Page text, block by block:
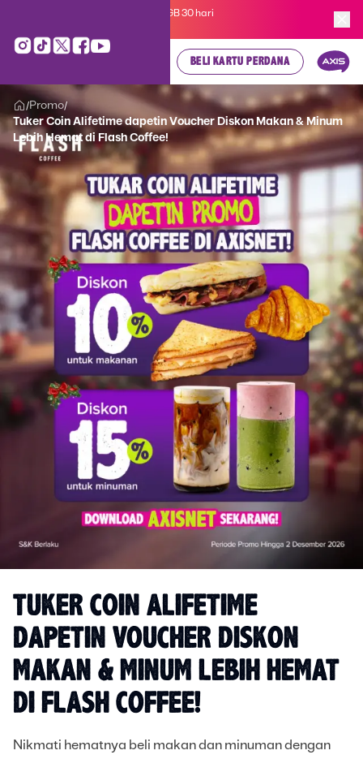
Kartu Perdana AXIS Suka-Suka 3GB 30 hari
BELI KARTU PERDANA
/Promo/
Tuker Coin Alifetime dapetin Voucher Diskon Makan & Minum
Lebih Hemat di Flash Coffee!
TUKER COIN ALIFETIME
DAPETIN VOUCHER DISKON
MAKAN & MINUM LEBIH HEMAT
DI FLASH COFFEE!
Nikmati hematnya beli makan dan minuman dengan